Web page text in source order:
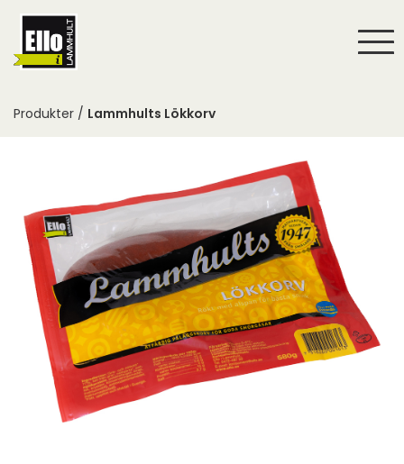
Produkter / Lammhults Lökkorv